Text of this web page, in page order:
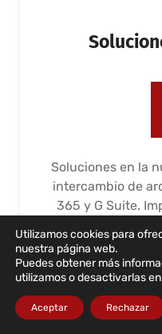
Soluciones en la
intercambio de
365 y G Suite.
Utilizamos cookies para
nuestra página web.
Puedes obtener más
utilizamos o desactivarlas en
Aceptar Rechazar